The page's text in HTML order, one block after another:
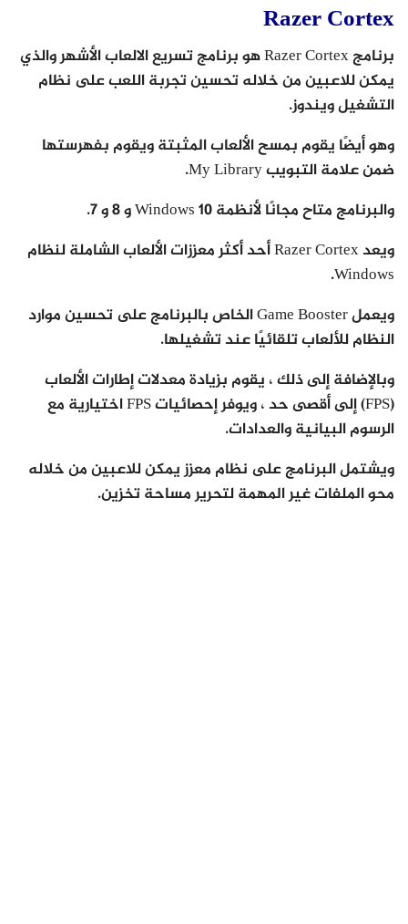
Razer Cortex
برنامج Razer Cortex هو برنامج تسريع الالعاب الأشهر والذي
يمكن للاعبين من خلاله تحسين تجربة اللعب على نظام
التشغيل ويندوز.
وهو أيضًا يقوم بمسح الألعاب المثبتة ويقوم بفهرستها
ضمن علامة التبويب My Library.
والبرنامج متاح مجانًا لأنظمة Windows 10 و 8 و 7.
ويعد Razer Cortex أحد أكثر معززات الألعاب الشاملة لنظام
Windows.
ويعمل Game Booster الخاص بالبرنامج على تحسين موارد
النظام للألعاب تلقائيًا عند تشغيلها.
وبالإضافة إلى ذلك ، يقوم بزيادة معدلات إطارات الألعاب
(FPS) إلى أقصى حد ، ويوفر إحصائيات FPS اختيارية مع
الرسوم البيانية والعدادات.
ويشتمل البرنامج على نظام معزز يمكن للاعبين من خلاله
محو الملفات غير المهمة لتحرير مساحة تخزين.